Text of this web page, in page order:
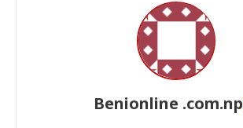
Benionline .com.np